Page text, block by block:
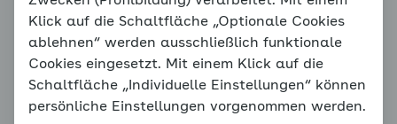
empfohlenen Reihenfolge. Unser
Konzept erfordert, dass alle
vorangegangenen Grundlagen
bearbeitet werden. Bitte bearbeiten
Sie daher alle Seiten des
Familiencoaches der Reihe nach.
Klick auf die Schaltfläche „Optionale Cookies
ablehnen“ werden ausschließlich funktionale
Cookies eingesetzt. Mit einem Klick auf die
Schaltfläche „Individuelle Einstellungen“ können
persönliche Einstellungen vorgenommen werden.